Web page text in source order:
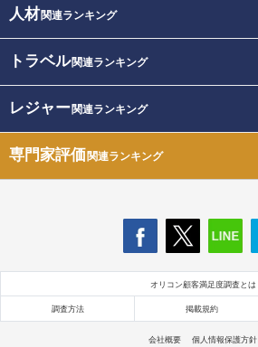
人材関連ランキング
トラベル関連ランキング
レジャー関連ランキング
専門家評価関連ランキング
オリコン顧客満足度調査とは
調査方法 掲載規約
会社概要 個人情報保護方針